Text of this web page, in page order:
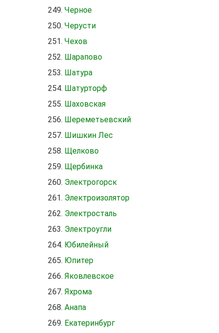
Черное
Черусти
Чехов
Шарапово
Шатура
Шатурторф
Шаховская
Шереметьевский
Шишкин Лес
Щелково
Щербинка
Электрогорск
Электроизолятор
Электросталь
Электроугли
Юбилейный
Юпитер
Яковлевское
Яхрома
Анапа
Екатеринбург